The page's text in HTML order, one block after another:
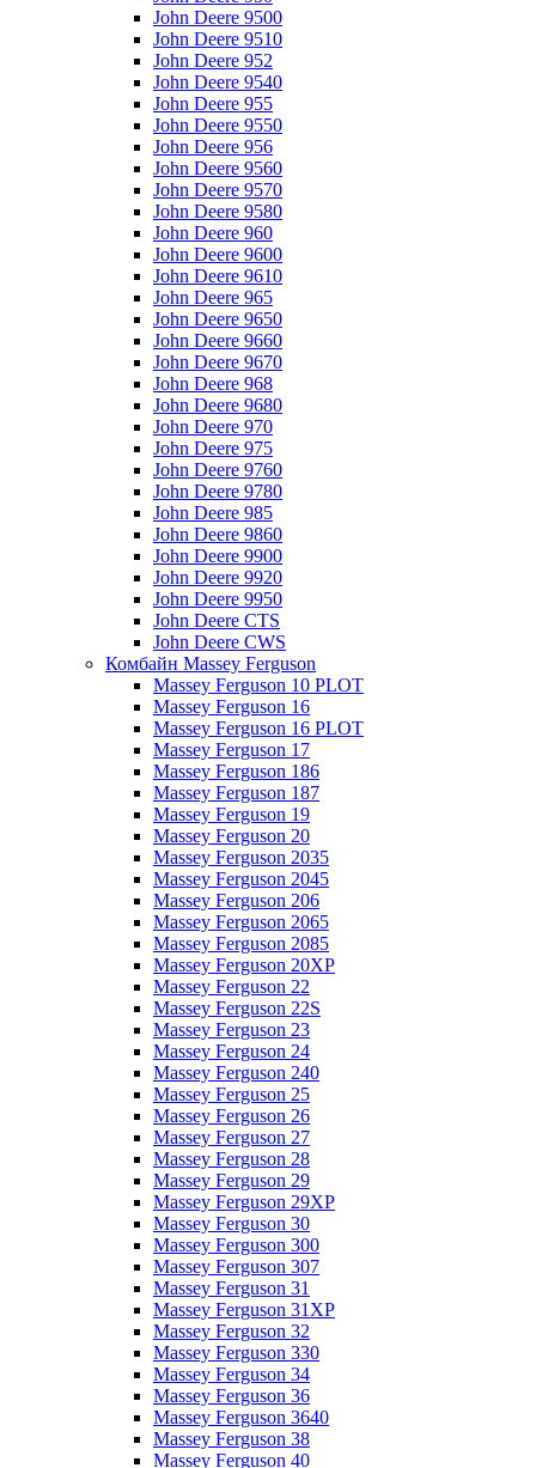
John Deere 9500
John Deere 9510
John Deere 952
John Deere 9540
John Deere 955
John Deere 9550
John Deere 956
John Deere 9560
John Deere 9570
John Deere 9580
John Deere 960
John Deere 9600
John Deere 9610
John Deere 965
John Deere 9650
John Deere 9660
John Deere 9670
John Deere 968
John Deere 9680
John Deere 970
John Deere 975
John Deere 9760
John Deere 9780
John Deere 985
John Deere 9860
John Deere 9900
John Deere 9920
John Deere 9950
John Deere CTS
John Deere CWS
Комбайн Massey Ferguson
Massey Ferguson 10 PLOT
Massey Ferguson 16
Massey Ferguson 16 PLOT
Massey Ferguson 17
Massey Ferguson 186
Massey Ferguson 187
Massey Ferguson 19
Massey Ferguson 20
Massey Ferguson 2035
Massey Ferguson 2045
Massey Ferguson 206
Massey Ferguson 2065
Massey Ferguson 2085
Massey Ferguson 20XP
Massey Ferguson 22
Massey Ferguson 22S
Massey Ferguson 23
Massey Ferguson 24
Massey Ferguson 240
Massey Ferguson 25
Massey Ferguson 26
Massey Ferguson 27
Massey Ferguson 28
Massey Ferguson 29
Massey Ferguson 29XP
Massey Ferguson 30
Massey Ferguson 300
Massey Ferguson 307
Massey Ferguson 31
Massey Ferguson 31XP
Massey Ferguson 32
Massey Ferguson 330
Massey Ferguson 34
Massey Ferguson 36
Massey Ferguson 3640
Massey Ferguson 38
Massey Ferguson 40